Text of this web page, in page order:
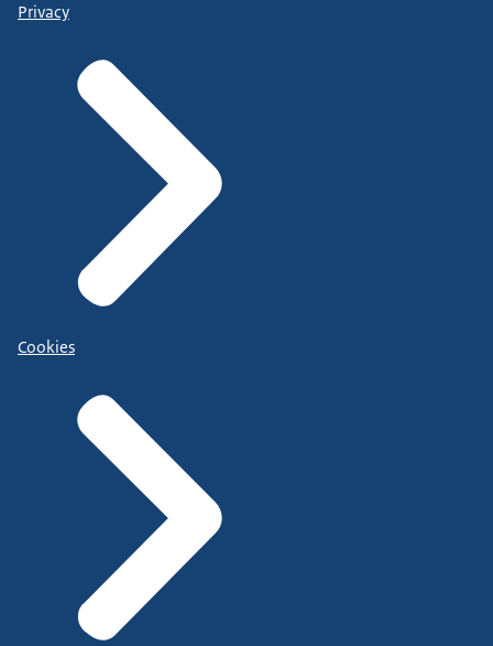
Privacy
Cookies